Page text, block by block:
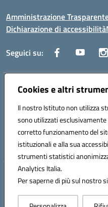
Cookies e altri
Il nostro Istituto non utilizza
sono utilizzati
corretto funzionamento del
istituzionali e alla sua
strumenti statistici
Analytics Italia.
Per saperne di più sul nostro
Amministrazione
Dichiarazione di accessibilità
Seguici su:
Indirizzo:Corso Fornari, 1 -
Posta elettronica certificata (PEC):
Codice fiscale: 93249230728
Codice meccanografico:
Hosting &
Concept &